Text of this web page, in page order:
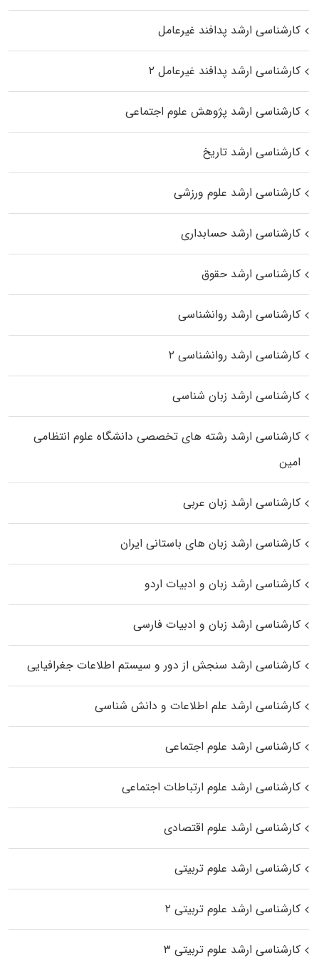
کارشناسی ارشد پدافند غیرعامل
کارشناسی ارشد پدافند غیرعامل ۲
کارشناسی ارشد پژوهش علوم اجتماعی
کارشناسی ارشد تاریخ
کارشناسی ارشد علوم ورزشی
کارشناسی ارشد حسابداری
کارشناسی ارشد حقوق
کارشناسی ارشد روانشناسی
کارشناسی ارشد روانشناسی ۲
کارشناسی ارشد زبان شناسی
کارشناسی ارشد رﺷﺘﻪ ﻫﺎی تخصصی داﻧﺸﮕﺎه ﻋﻠﻮم انتظامی
اﻣﻴﻦ
کارشناسی ارشد زبان عربی
کارشناسی ارشد زبان‌ های باستانی ایران
کارشناسی ارشد زبان و ادبیات اردو
کارشناسی ارشد زبان و ادبیات فارسی
کارشناسی ارشد سنجش از دور و سیستم اطلاعات جغرافیایی
کارشناسی ارشد علم اطلاعات و دانش شناسی
کارشناسی ارشد علوم اجتماعی
کارشناسی ارشد علوم ارتباطات اجتماعی
کارشناسی ارشد علوم اقتصادی
کارشناسی ارشد علوم تربیتی
کارشناسی ارشد علوم تربیتی ۲
کارشناسی ارشد علوم تربیتی ۳